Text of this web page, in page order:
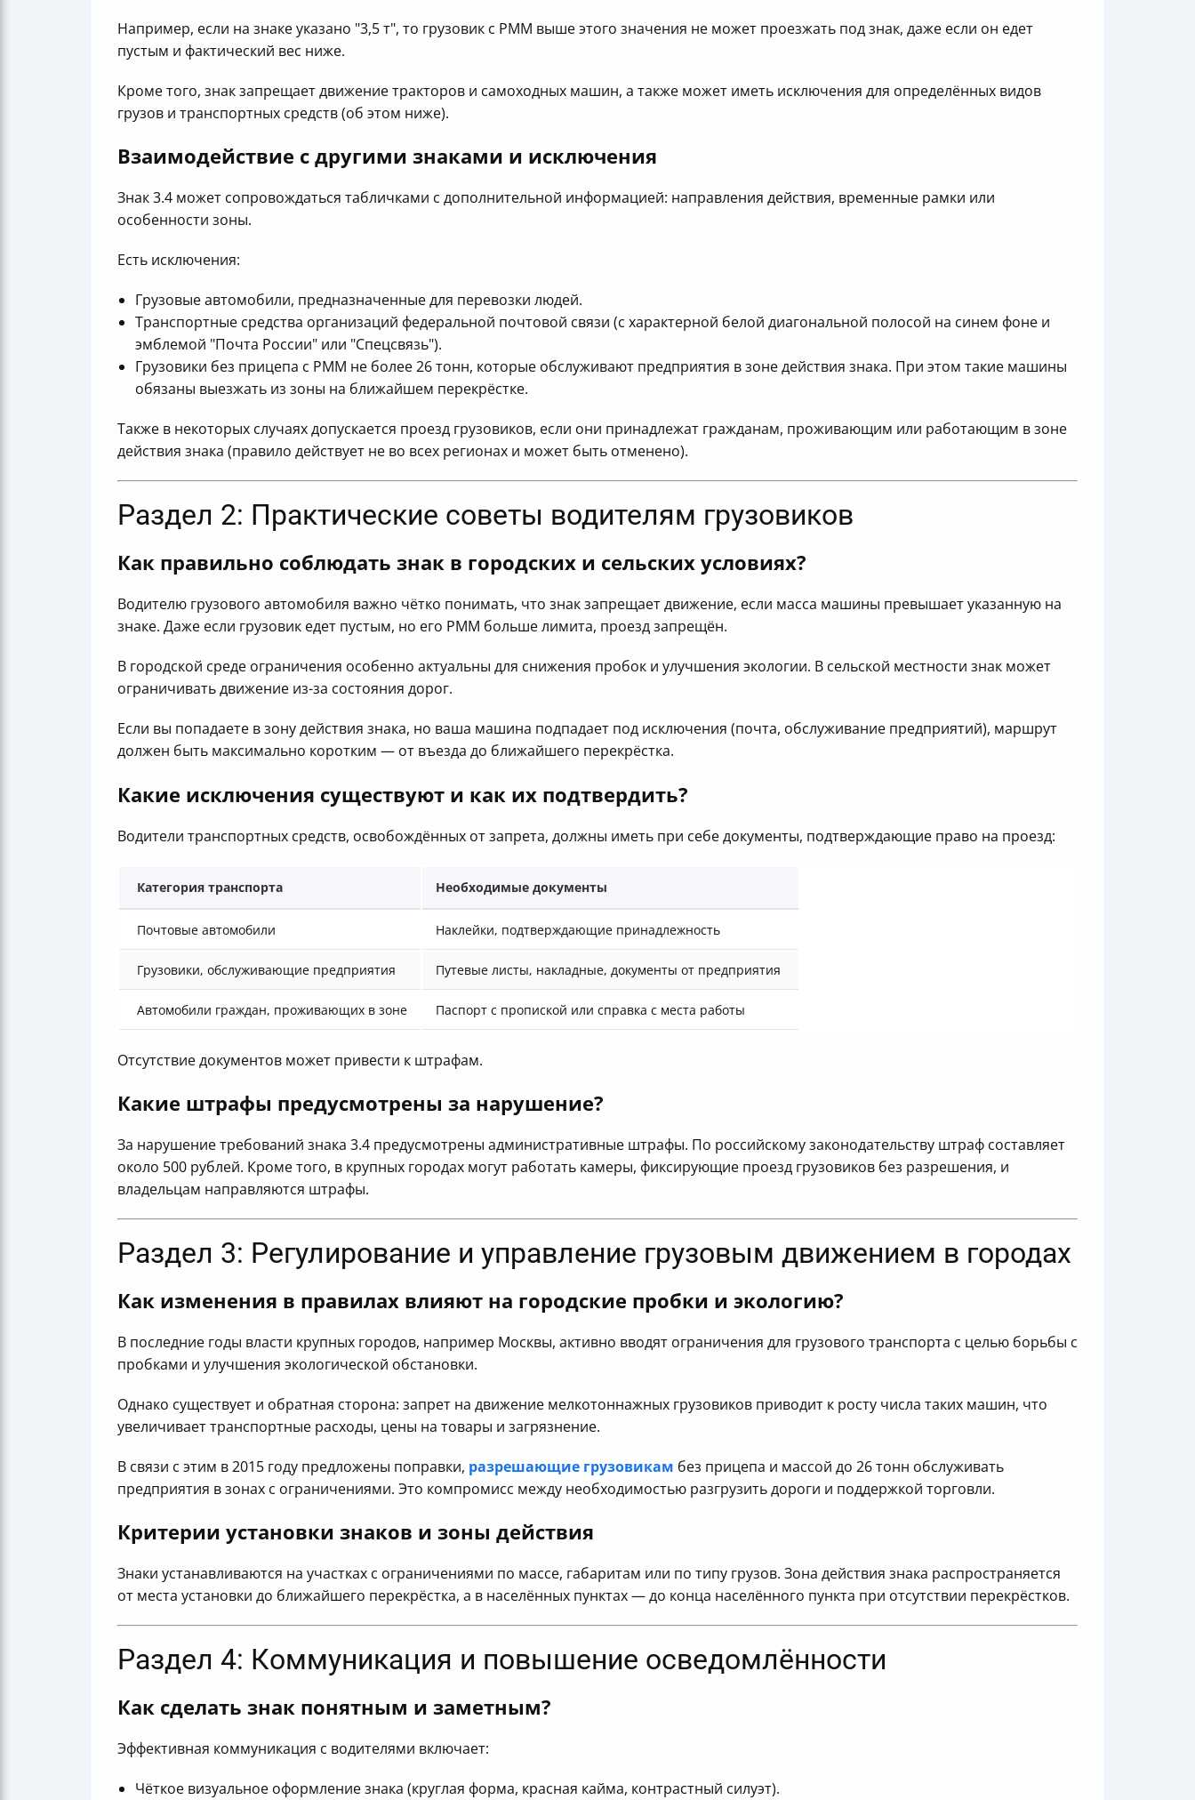
Например, если на знаке указано "3,5 т", то грузовик с РММ выше этого значения не может проезжать под знак, даже если он едет
пустым и фактический вес ниже.
Кроме того, знак запрещает движение тракторов и самоходных машин, а также может иметь исключения для определённых видов
грузов и транспортных средств (об этом ниже).
Взаимодействие с другими знаками и исключения
Знак 3.4 может сопровождаться табличками с дополнительной информацией: направления действия, временные рамки или
особенности зоны.
Есть исключения:
Грузовые автомобили, предназначенные для перевозки людей.
Транспортные средства организаций федеральной почтовой связи (с характерной белой диагональной полосой на синем фоне и
эмблемой "Почта России" или "Спецсвязь").
Грузовики без прицепа с РММ не более 26 тонн, которые обслуживают предприятия в зоне действия знака. При этом такие машины
обязаны выезжать из зоны на ближайшем перекрёстке.
Также в некоторых случаях допускается проезд грузовиков, если они принадлежат гражданам, проживающим или работающим в зоне
действия знака (правило действует не во всех регионах и может быть отменено).
Раздел 2: Практические советы водителям грузовиков
Как правильно соблюдать знак в городских и сельских условиях?
Водителю грузового автомобиля важно чётко понимать, что знак запрещает движение, если масса машины превышает указанную на
знаке. Даже если грузовик едет пустым, но его РММ больше лимита, проезд запрещён.
В городской среде ограничения особенно актуальны для снижения пробок и улучшения экологии. В сельской местности знак может
ограничивать движение из-за состояния дорог.
Если вы попадаете в зону действия знака, но ваша машина подпадает под исключения (почта, обслуживание предприятий), маршрут
должен быть максимально коротким — от въезда до ближайшего перекрёстка.
Какие исключения существуют и как их подтвердить?
Водители транспортных средств, освобождённых от запрета, должны иметь при себе документы, подтверждающие право на проезд:
Категория транспорта Необходимые документы
Почтовые автомобили Наклейки, подтверждающие принадлежность
Грузовики, обслуживающие предприятия Путевые листы, накладные, документы от предприятия
Автомобили граждан, проживающих в зоне Паспорт с пропиской или справка с места работы
Отсутствие документов может привести к штрафам.
Какие штрафы предусмотрены за нарушение?
За нарушение требований знака 3.4 предусмотрены административные штрафы. По российскому законодательству штраф составляет
около 500 рублей. Кроме того, в крупных городах могут работать камеры, фиксирующие проезд грузовиков без разрешения, и
владельцам направляются штрафы.
Раздел 3: Регулирование и управление грузовым движением в городах
Как изменения в правилах влияют на городские пробки и экологию?
В последние годы власти крупных городов, например Москвы, активно вводят ограничения для грузового транспорта с целью борьбы с
пробками и улучшения экологической обстановки.
Однако существует и обратная сторона: запрет на движение мелкотоннажных грузовиков приводит к росту числа таких машин, что
увеличивает транспортные расходы, цены на товары и загрязнение.
В связи с этим в 2015 году предложены поправки, разрешающие грузовикам без прицепа и массой до 26 тонн обслуживать
предприятия в зонах с ограничениями. Это компромисс между необходимостью разгрузить дороги и поддержкой торговли.
Критерии установки знаков и зоны действия
Знаки устанавливаются на участках с ограничениями по массе, габаритам или по типу грузов. Зона действия знака распространяется
от места установки до ближайшего перекрёстка, а в населённых пунктах — до конца населённого пункта при отсутствии перекрёстков.
Раздел 4: Коммуникация и повышение осведомлённости
Как сделать знак понятным и заметным?
Эффективная коммуникация с водителями включает:
Чёткое визуальное оформление знака (круглая форма, красная кайма, контрастный силуэт).